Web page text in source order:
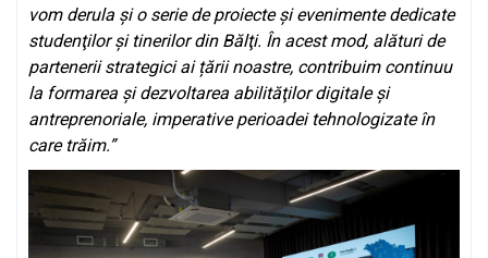
vom derula și o serie de proiecte şi evenimente dedicate
studenţilor şi tinerilor din Bălţi. În acest mod, alături de
partenerii strategici ai țării noastre, contribuim continuu
la formarea şi dezvoltarea abilităţilor digitale și
antreprenoriale, imperative perioadei tehnologizate în
care trăim.”